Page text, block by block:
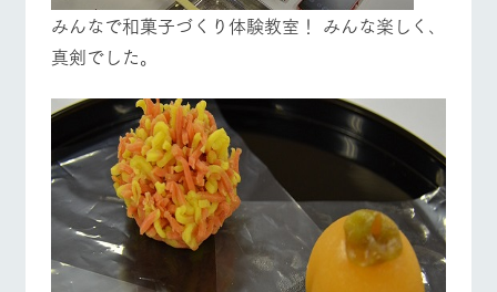
みんなで和菓子づくり体験教室！ みんな楽しく､
真剣でした。